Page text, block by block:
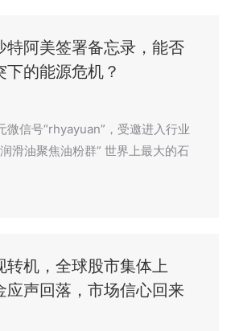
特阿美签署备忘录，能否
下的能源危机？
微信号“rhyayuan”，受邀进入行业
滑油聚焦油粉群” 世界上最大的石
转机，全球股市集体上
应声回落，市场信心回来